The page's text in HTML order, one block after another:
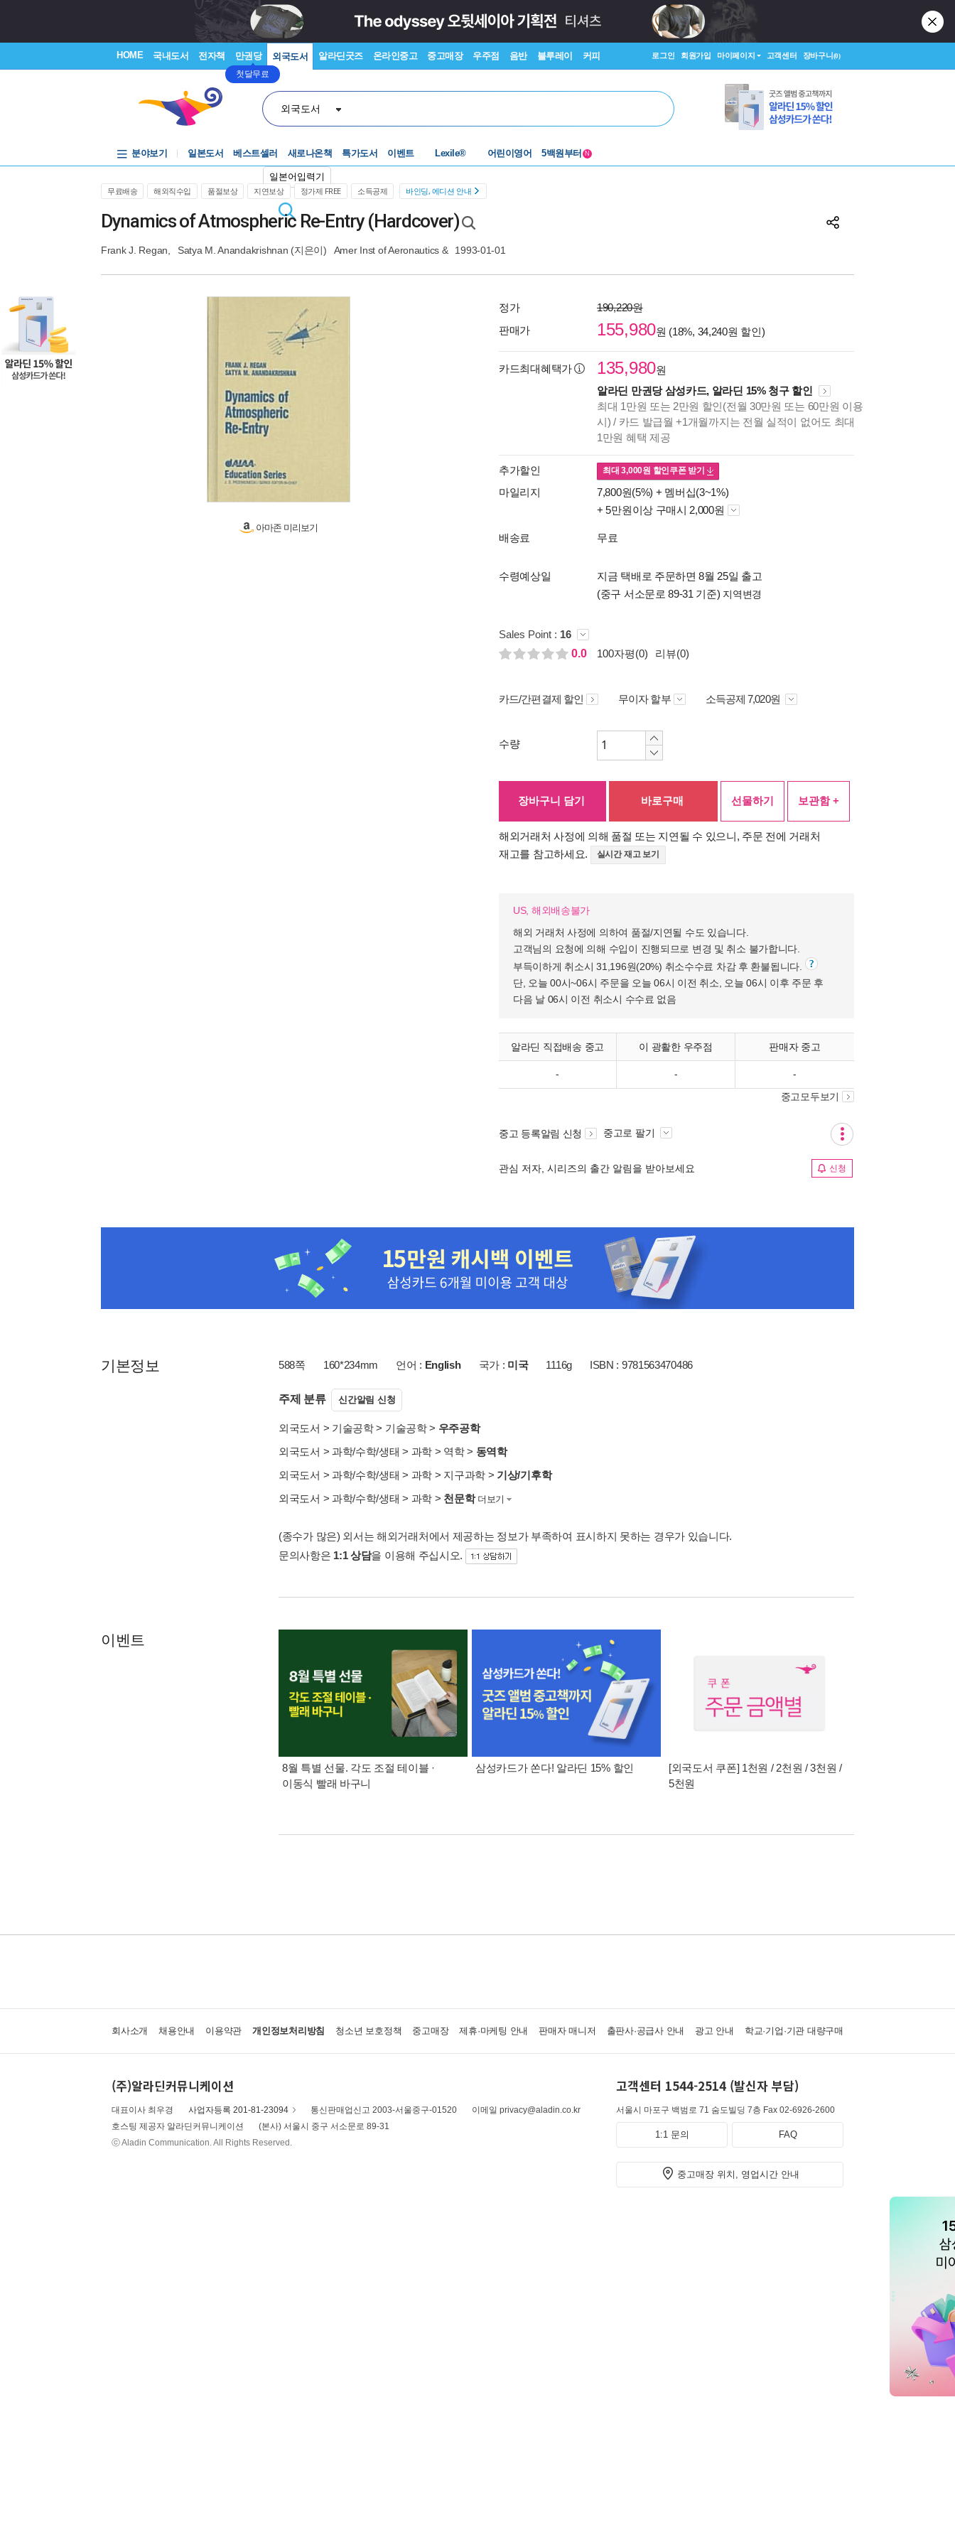
HOME 국내도서 전자책 만권당
첫달무료
외국도서 알라딘굿즈 온라인중고 중고매장 우주점 음반 블루레이 커피 로그인 회원가입 마이페이지 고객센터 장바구니(0)
외국도서
일본어입력기
분야보기 일본도서 베스트셀러 새로나온책 특가도서 이벤트
수준별베스트
어린이영어
중고 외서
N
무료배송 해외직수입 품절보상 지연보상 정가제 FREE 소득공제 바인딩, 에디션 안내
Dynamics of Atmospheric Re-Entry (Hardcover)
Frank J. Regan Satya M. Anandakrishnan (지은이) Amer Inst of Aeronautics & 1993-01-01
아마존 미리보기
정가
190,220원
판매가
155,980원 (18%, 34,240원 할인)
카드최대혜택가 135,980원
알라딘 만권당 삼성카드, 알라딘 15% 청구 할인
최대 1만원 또는 2만원 할인(전월 30만원 또는 60만원 이용
시) / 카드 발급월 +1개월까지는 전월 실적이 없어도 최대
1만원 혜택 제공
추가할인 최대3,000원 할인쿠폰 받기
마일리지 7,800원(5%) + 멤버십(3~1%)
+ 5만원이상 구매시 2,000원
배송료 무료
수령예상일
지금 택배로 주문하면 8월 25일 출고
(중구 서소문로 89-31 기준) 지역변경
Sales Point : 16
0.0
100자평(0) 리뷰(0)
카드/간편결제 할인 무이자 할부 소득공제 7,020원
수량
장바구니 담기 바로구매 선물하기 보관함 +
해외거래처 사정에 의해 품절 또는 지연될 수 있으니, 주문 전에 거래처
재고를 참고하세요.
실시간 재고 보기
US, 해외배송불가
해외 거래처 사정에 의하여 품절/지연될 수도 있습니다.
고객님의 요청에 의해 수입이 진행되므로 변경 및 취소 불가합니다.
부득이하게 취소시 31,196원(20%) 취소수수료 차감 후 환불됩니다.
단, 오늘 00시~06시 주문을 오늘 06시 이전 취소, 오늘 06시 이후 주문 후
다음 날 06시 이전 취소시 수수료 없음
알라딘 직접배송 중고 이 광활한 우주점 판매자 중고
- - -
중고모두보기
중고 등록알림 신청 중고로 팔기
관심 저자, 시리즈의 출간 알림을 받아보세요 신청
기본정보 588쪽 160*234mm 언어 : English 국가 : 미국 1116g ISBN : 9781563470486
주제 분류 신간알림 신청
외국도서 > 기술공학> 기술공학> 우주공학
외국도서 > 과학/수학/생태 > 과학 > 역학> 동역학
외국도서 > 과학/수학/생태 > 과학 > 지구과학> 기상/기후학
외국도서 > 과학/수학/생태 > 과학 > 천문학 더보기
(종수가 많은) 외서는 해외거래처에서 제공하는 정보가 부족하여 표시하지 못하는 경우가 있습니다.
문의사항은 1:1 상담을 이용해 주십시오.
이벤트
8월 특별 선물. 각도 조절 테이블 ·
이동식 빨래 바구니
삼성카드가 쏜다! 알라딘 15% 할인
[외국도서 쿠폰] 1천원 / 2천원 / 3천원 /
5천원
회사소개 채용안내 이용약관 개인정보처리방침 청소년 보호정책 중고매장 제휴·마케팅 안내 판매자 매니저 출판사·공급사 안내 광고 안내 학교·기업·기관 대량구매
(주)알라딘커뮤니케이션
대표이사 최우경 사업자등록 201-81-23094 통신판매업신고 2003-서울중구-01520
이메일 privacy@aladin.co.kr
호스팅 제공자 알라딘커뮤니케이션
(본사) 서울시 중구 서소문로 89-31
ⓒ Aladin Communication. All Rights Reserved.
고객센터 1544-2514 (발신자 부담)
서울시 마포구 백범로 71 숨도빌딩 7층 Fax 02-6926-2600
1:1 문의 FAQ
중고매장 위치, 영업시간 안내